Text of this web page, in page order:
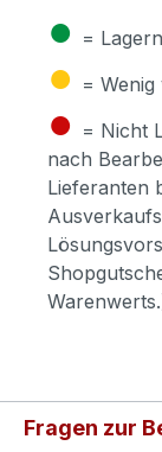
● =
● =
● = Nicht
nach
Lieferanten
Fragen zur